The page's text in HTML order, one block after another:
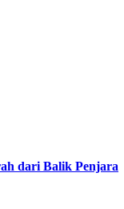
dari Balik Penjara